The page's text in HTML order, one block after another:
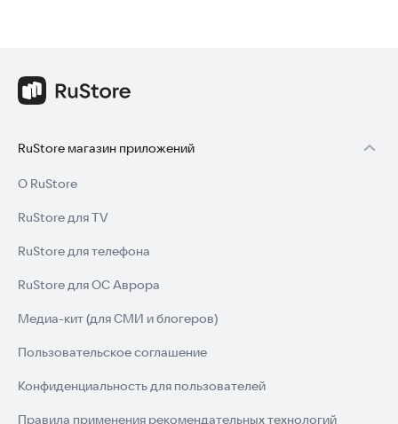
RuStore магазин приложений
О RuStore
RuStore для TV
RuStore для телефона
RuStore для ОС Аврора
Медиа-кит (для СМИ и блогеров)
Пользовательское соглашение
Конфиденциальность для пользователей
Правила применения рекомендательных технологий